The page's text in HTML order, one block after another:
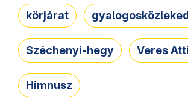
körjárat
Széchenyi-hegy Veres
Himnusz